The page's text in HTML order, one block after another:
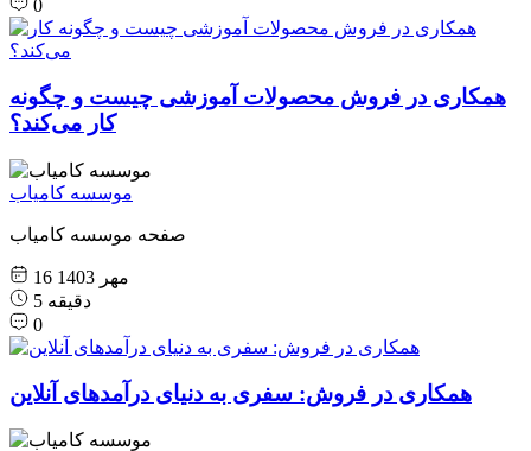
0
همکاری در فروش محصولات آموزشی چیست و چگونه
کار می‌کند؟
موسسه کامیاب
صفحه موسسه کامیاب
16 مهر 1403
5 دقیقه
0
همکاری در فروش: سفری به دنیای درآمدهای آنلاین